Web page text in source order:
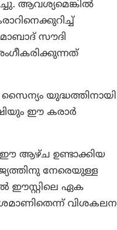
ആവശ്യമെങ്കിൽ
സൗദി
സൈന്യം യുദ്ധത്തിനായി
ഈ കരാർ
ഈ ആഴ്ച ഉണ്ടാക്കിയ
നേരെയുള്ള
ഈസ്റ്റിലെ ഏക
വിശകലന